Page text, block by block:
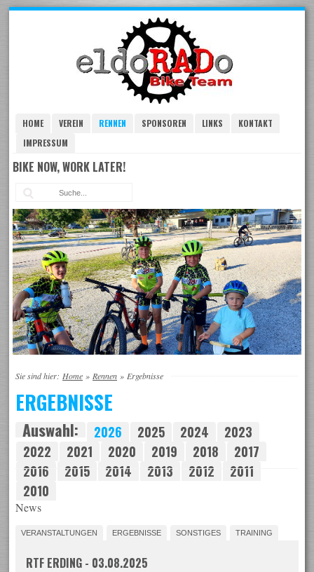
HOME VEREIN RENNEN SPONSOREN LINKS
KONTAKT
IMPRESSUM
BIKE NOW, WORK LATER!
Sie sind hier: Home » Rennen » Ergebnisse
ERGEBNISSE
Auswahl: 2026 2025 2024
2023
2022
2021 2020 2019 2018
2017
2016
2015 2014 2013 2012
2011
2010
News
VERANSTALTUNGEN ERGEBNISSE SONSTIGES TRAINING
RTF ERDING - 03.08.2025